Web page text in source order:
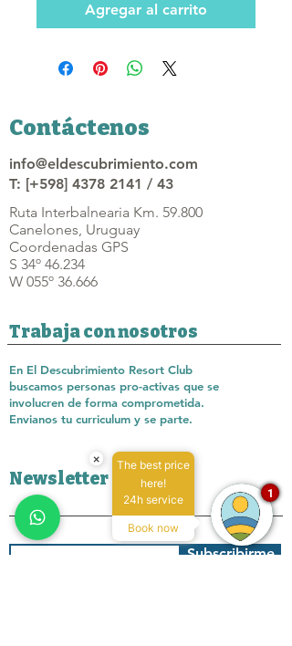
Agregar al carrito
Contáctenos
info@eldescubrimiento.com
T: [+598] 4378 2141 / 43
Ruta Interbalnearia Km. 59.800
Canelones, Uruguay
Coordenadas GPS
S 34º 46.234
W 055º 36.666
Trabaja con nosotros
En El Descubrimiento Resort Club
buscamos personas pro-activas que se
involucren de forma comprometida.
Envianos tu curriculum y se parte.
Newsletter
Subscribirme
×
The best price
here!
24h service
Book now
1